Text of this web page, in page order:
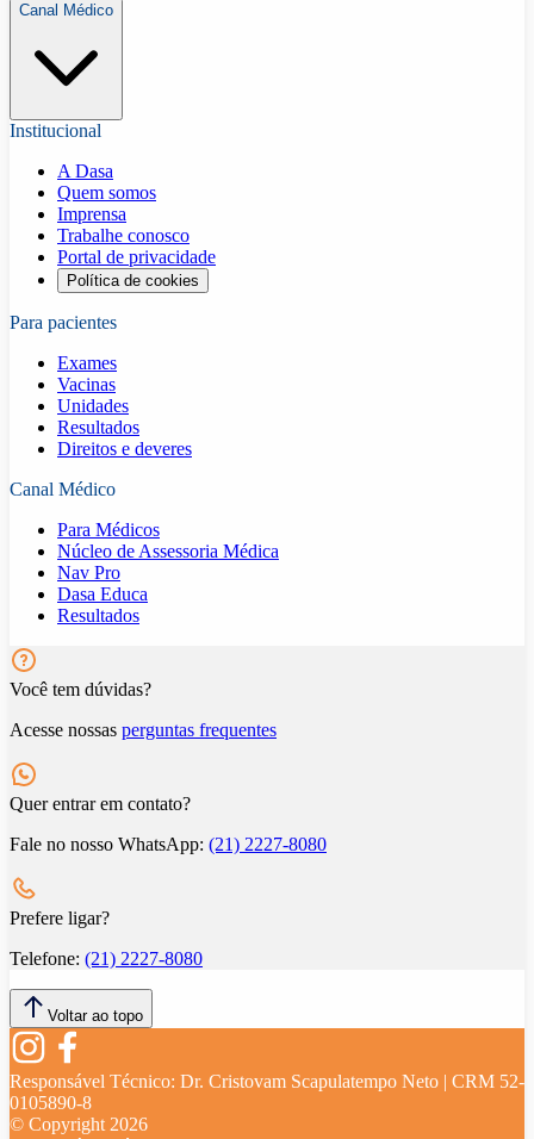
Canal Médico
Institucional
A Dasa
Quem somos
Imprensa
Trabalhe conosco
Portal de privacidade
Política de cookies
Para pacientes
Exames
Vacinas
Unidades
Resultados
Direitos e deveres
Canal Médico
Para Médicos
Núcleo de Assessoria Médica
Nav Pro
Dasa Educa
Resultados
Você tem dúvidas?
Acesse nossas perguntas frequentes
Quer entrar em contato?
Fale no nosso WhatsApp: (21) 2227-8080
Prefere ligar?
Telefone: (21) 2227-8080
Voltar ao topo
Responsável Técnico: Dr. Cristovam Scapulatempo Neto | CRM 52-
0105890-8
© Copyright2026